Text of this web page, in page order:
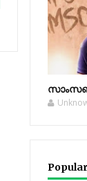
സാംസണ്‍